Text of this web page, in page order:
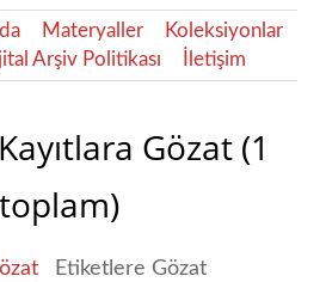
Materyaller
Koleksiyonlar
Arşiv Politikası İletişim
Gözat (1
toplam)
Etiketlere Gözat